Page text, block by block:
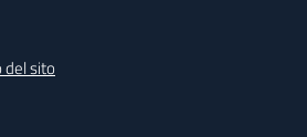
del sito